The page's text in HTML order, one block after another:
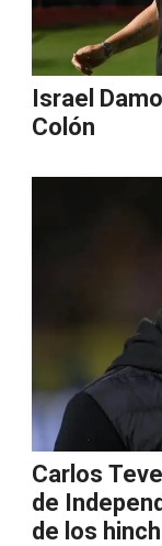
Israel
Colón
Carlos
de
de los